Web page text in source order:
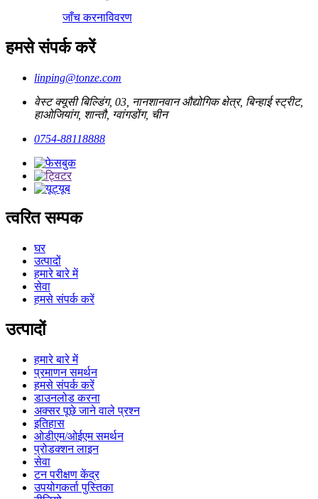
जाँच करनाविवरण
हमसे संपर्क करें
linping@tonze.com
वेस्ट क्यूसी बिल्डिंग, 03, नानशानवान औद्योगिक क्षेत्र, बिन्हाई स्ट्रीट,
हाओजियांग, शान्तौ, ग्वांगडोंग, चीन
0754-88118888
त्वरित सम्पक
घर
उत्पादों
हमारे बारे में
सेवा
हमसे संपर्क करें
उत्पादों
हमारे बारे में
प्रमाणन समर्थन
हमसे संपर्क करें
डाउनलोड करना
अक्सर पूछे जाने वाले प्रश्न
इतिहास
ओडीएम/ओईएम समर्थन
प्रोडक्शन लाइन
सेवा
टन परीक्षण केंद्र
उपयोगकर्ता पुस्तिका